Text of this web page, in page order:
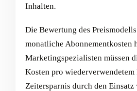
Inhalten.
Die Bewertung des
monatliche Abonnementkosten
Marketingspezialisten müssen
Kosten pro
Zeitersparnis durch den